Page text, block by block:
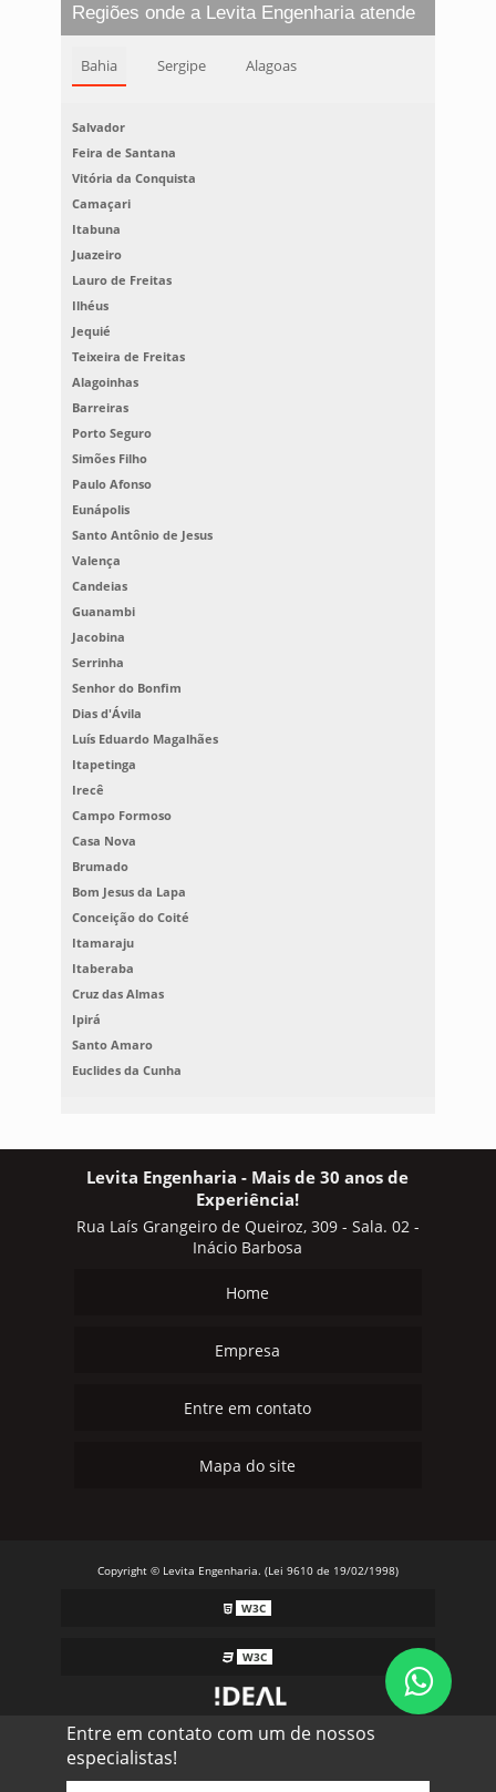
Entre em contato com um de nossos
especialistas!
Regiões onde a Levita Engenharia atende
Bahia Sergipe Alagoas
Salvador
Feira de Santana
Vitória da Conquista
Camaçari
Itabuna
Juazeiro
Lauro de Freitas
Ilhéus
Jequié
Teixeira de Freitas
Alagoinhas
Barreiras
Porto Seguro
Simões Filho
Paulo Afonso
Eunápolis
Santo Antônio de Jesus
Valença
Candeias
Guanambi
Jacobina
Serrinha
Senhor do Bonfim
Dias d'Ávila
Luís Eduardo Magalhães
Itapetinga
Irecê
Campo Formoso
Casa Nova
Brumado
Bom Jesus da Lapa
Conceição do Coité
Itamaraju
Itaberaba
Cruz das Almas
Ipirá
Santo Amaro
Euclides da Cunha
Levita Engenharia - Mais de 30 anos de
Experiência!
Rua Laís Grangeiro de Queiroz, 309 - Sala. 02 -
Inácio Barbosa
Home
Empresa
Entre em contato
Mapa do site
Copyright © Levita Engenharia. (Lei 9610 de 19/02/1998)
W3C
W3C